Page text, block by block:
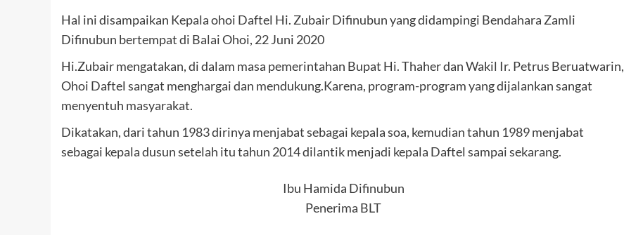
Hal ini disampaikan Kepala ohoi Daftel Hi. Zubair Difinubun yang didampingi Bendahara Zamli
Difinubun bertempat di Balai Ohoi, 22 Juni 2020
Hi.Zubair mengatakan, di dalam masa pemerintahan Bupat Hi. Thaher dan Wakil Ir. Petrus Beruatwarin,
Ohoi Daftel sangat menghargai dan mendukung.Karena, program-program yang dijalankan sangat
menyentuh masyarakat.
Dikatakan, dari tahun 1983 dirinya menjabat sebagai kepala soa, kemudian tahun 1989 menjabat
sebagai kepala dusun setelah itu tahun 2014 dilantik menjadi kepala Daftel sampai sekarang.
Ibu Hamida Difinubun
Penerima BLT